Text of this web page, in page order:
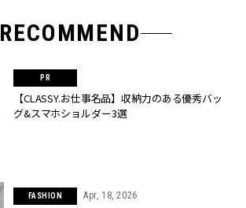
RECOMMEND
【CLASSY.お仕事名品】収納力のある優秀バッ
グ&スマホショルダー3選
FASHION Apr, 18, 2026